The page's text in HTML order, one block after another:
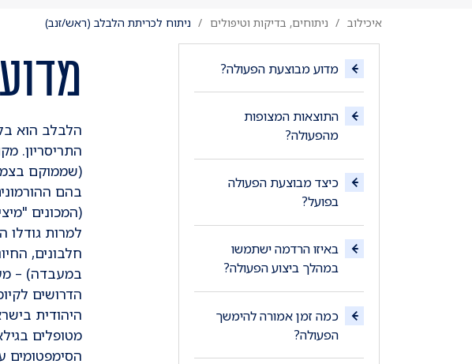
איכילוב ניתוחים, בדיקות וטיפולים ניתוח לכריתת הלבלב (ראש/זנב)
מדוע מבוצעת הפעולה?
התוצאות המצופות
מהפעולה?
כיצד מבוצעת הפעולה
בפועל?
באיזו הרדמה ישתמשו
במהלך ביצוע הפעולה?
כמה זמן אמורה להימשך
הפעולה?
הלבלב הוא
(שממוקם
בהם
(המכונים
למרות גודלו
חלבונים,
במעבדה) –
היהודית
הסימפטומים